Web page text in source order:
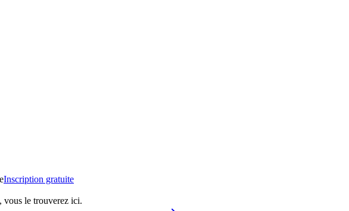
Inscription gratuite
vous le trouverez ici.